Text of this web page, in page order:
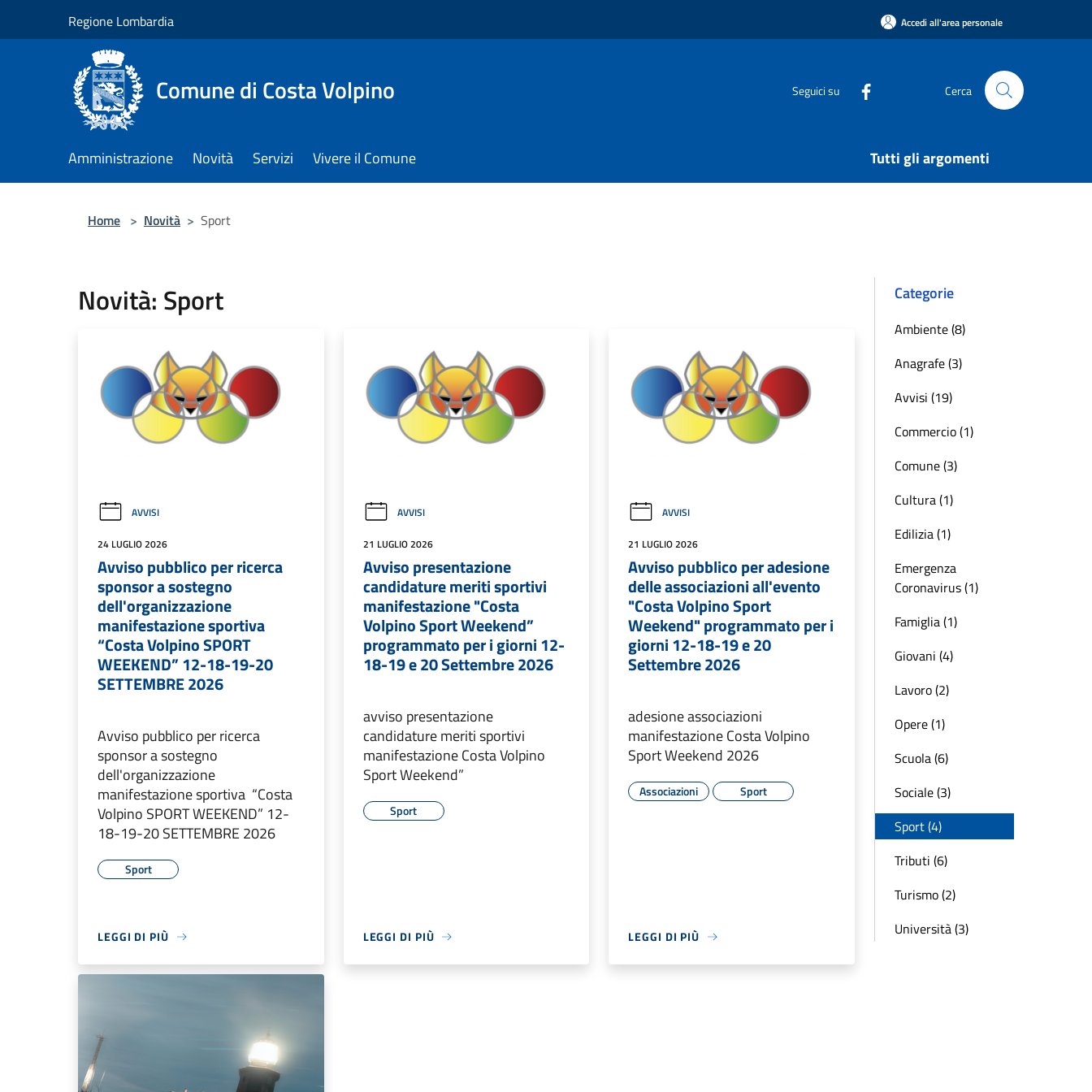
Regione Lombardia Accedi all'area personale
Comune di Costa Volpino Seguici su Cerca
Amministrazione Novità Servizi Vivere il Comune Tutti gli argomenti
Home > Novità > Sport
Novità: Sport
AVVISI
24 LUGLIO 2026
Avviso pubblico per ricerca
sponsor a sostegno
dell'organizzazione
manifestazione sportiva
“Costa Volpino SPORT
WEEKEND” 12-18-19-20
SETTEMBRE 2026
Avviso pubblico per ricerca
sponsor a sostegno
dell'organizzazione
manifestazione sportiva “Costa
Volpino SPORT WEEKEND” 12-
18-19-20 SETTEMBRE 2026
Sport
LEGGI DI PIÙ
AVVISI
21 LUGLIO 2026
Avviso presentazione
candidature meriti sportivi
manifestazione "Costa
Volpino Sport Weekend”
programmato per i giorni 12-
18-19 e 20 Settembre 2026
avviso presentazione
candidature meriti sportivi
manifestazione Costa Volpino
Sport Weekend”
Sport
LEGGI DI PIÙ
AVVISI
21 LUGLIO 2026
Avviso pubblico per adesione
delle associazioni all'evento
"Costa Volpino Sport
Weekend" programmato per i
giorni 12-18-19 e 20
Settembre 2026
adesione associazioni
manifestazione Costa Volpino
Sport Weekend 2026
Associazioni Sport
LEGGI DI PIÙ
Categorie
Ambiente (8)
Anagrafe (3)
Avvisi (19)
Commercio (1)
Comune (3)
Cultura (1)
Edilizia (1)
Emergenza
Coronavirus (1)
Famiglia (1)
Giovani (4)
Lavoro (2)
Opere (1)
Scuola (6)
Sociale (3)
Sport (4)
Tributi (6)
Turismo (2)
Università (3)